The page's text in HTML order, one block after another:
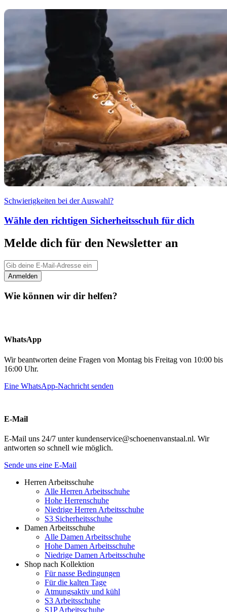
Schwierigkeiten bei der Auswahl?
Wähle den richtigen Sicherheitsschuh für dich
Melde dich für den Newsletter an
Anmelden
Wie können wir dir helfen?
WhatsApp
Wir beantworten deine Fragen von Montag bis Freitag von 10:00 bis
16:00 Uhr.
Eine WhatsApp-Nachricht senden
E-Mail
E-Mail uns 24/7 unter kundenservice@schoenenvanstaal.nl. Wir
antworten so schnell wie möglich.
Sende uns eine E-Mail
Herren Arbeitsschuhe
Alle Herren Arbeitsschuhe
Hohe Herrenschuhe
Niedrige Herren Arbeitsschuhe
S3 Sicherheitsschuhe
Damen Arbeitsschuhe
Alle Damen Arbeitsschuhe
Hohe Damen Arbeitsschuhe
Niedrige Damen Arbeitsschuhe
Shop nach Kollektion
Für nasse Bedingungen
Für die kalten Tage
Atmungsaktiv und kühl
S3 Arbeitsschuhe
S1P Arbeitsschuhe